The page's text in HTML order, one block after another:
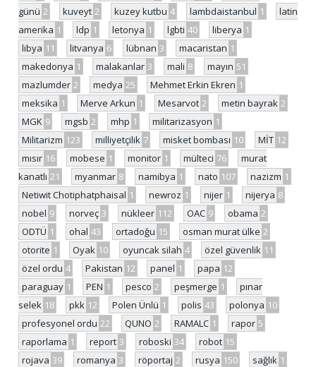
günü 2 kuveyt 2 kuzey kutbu 4 lambdaistanbul 1
latin
amerika 1 ldp 1 letonya 1 lgbti 40 liberya 1
libya 11 litvanya 6 lübnan 3 macaristan 1
makedonya 1 malakanlar 3 mali 8 mayın 51
mazlumder 2 medya 25 Mehmet Erkin Ekren 1
meksika 1 Merve Arkun 1 Mesarvot 2 metin bayrak 2
MGK 9 mgsb 2 mhp 1 militarizasyon 1
Militarizm 123 milliyetçilik 7 misket bombası 10 MİT 12
mısır 16 mobese 1 monitor 1 mülteci 76
murat
kanatlı 21 myanmar 8 namibya 1 nato 107 nazizm 1
Netiwit Chotiphatphaisal 1 newroz 1 nijer 1 nijerya 8
nobel 9 norveç 3 nükleer 112 OAC 9 obama 2
ODTÜ 1 ohal 43 ortadoğu 15 osman murat ülke 2
otorite 1 Oyak 10 oyuncak silah 4 özel güvenlik 11
özel ordu 4 Pakistan 12 panel 1 papa 12
paraguay 1 PEN 1 pesco 2 peşmerge 1
pınar
selek 18 pkk 12 Polen Ünlü 1 polis 43 polonya 10
profesyonel ordu 22 QUNO 2 RAMALC 1 rapor 5
raporlama 1 report 3 roboski 34 robot 15
rojava 39 romanya 3 röportaj 2 rusya 150 sağlık 1